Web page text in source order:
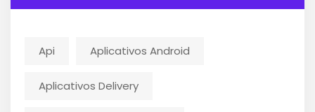
Api Aplicativos Android
Aplicativos Delivery